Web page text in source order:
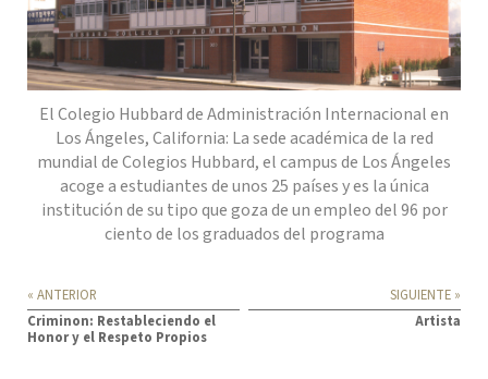
El Colegio Hubbard de Administración Internacional en
Los Ángeles, California: La sede académica de la red
mundial de Colegios Hubbard, el campus de Los Ángeles
acoge a estudiantes de unos 25 países y es la única
institución de su tipo que goza de unempleodel 96 por
ciento de los graduados del programa
« ANTERIOR
Criminon: Restableciendo el
Honor y el Respeto Propios
SIGUIENTE »
Artista